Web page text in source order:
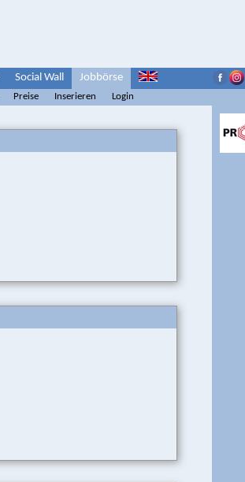
Social Wall Jobbörse
Preise Inserieren Login